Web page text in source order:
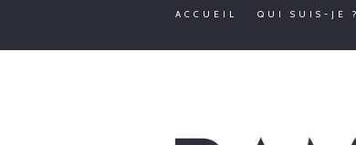
ACCUEIL QUI SUIS-JE ?